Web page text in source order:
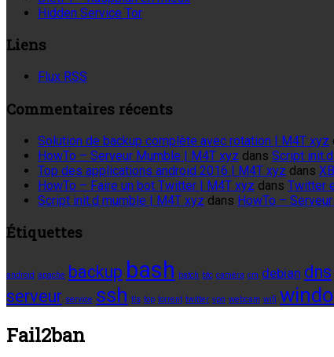
Hidden Service Tor
Liens
Flux RSS
Commentaires récents
Solution de backup complète avec rotation | M4T xyz
HowTo – Serveur Mumble | M4T xyz dans Script
Top des applications android 2016 | M4T xyz dans
HowTo – Faire un bot Twitter | M4T xyz dans Twitter
Script init.d mumble | M4T xyz dans HowTo –
Étiquettes
android apache backup bash batch btc caméra cm debian dns
serveur service ssh tls top torrent twitter vpn webcam wifi
Fail2ban